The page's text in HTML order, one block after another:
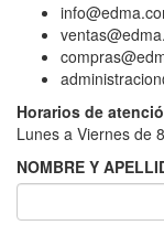
Horarios de
Lunes a Viernes de
NOMBRE Y